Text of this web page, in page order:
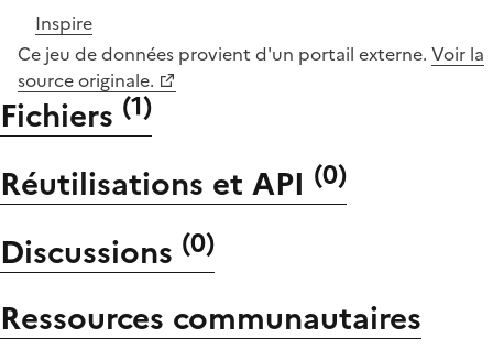
Inspire
Ce jeu de données provient d'un portail externe. Voir la
source originale.
Fichiers (1)
Réutilisations et API (0)
Discussions (0)
Ressources communautaires